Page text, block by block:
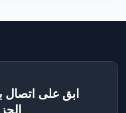
ابق على اتصال